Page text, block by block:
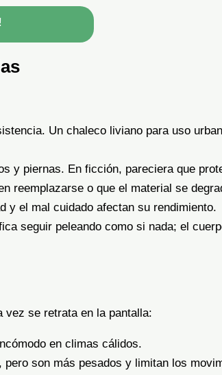
Un chaleco liviano para uso
y piernas. En ficción, pareciera que
reemplazarse o que el material se
y el mal cuidado afectan su rendimiento.
seguir peleando como si nada; el
vez se retrata en la pantalla:
en climas cálidos.
son más pesados y limitan los